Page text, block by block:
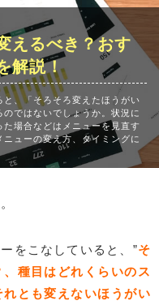
えるべき？おす
解説！
、「そろそろ変えたほうがい
ではないでしょうか。状況に
場合などはメニューを見直す
ューの変え方、タイミングに
をこなしていると、”そ
種目はどれくらいのス
とも変えないほうがい